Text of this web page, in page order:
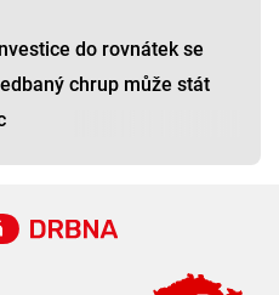
do rovnátek se
chrup může stát